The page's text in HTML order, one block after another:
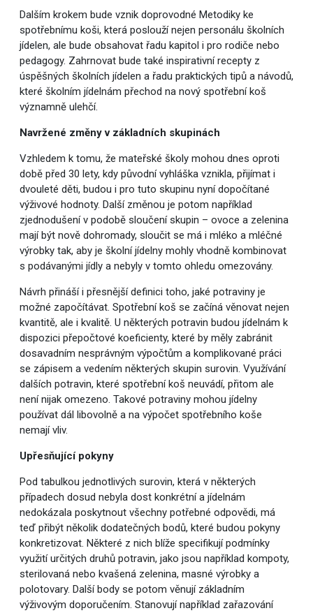
Dalším krokem bude vznik doprovodné Metodiky ke
spotřebnímu koši, která poslouží nejen personálu školních
jídelen, ale bude obsahovat řadu kapitol i pro rodiče nebo
pedagogy. Zahrnovat bude také inspirativní recepty z
úspěšných školních jídelen a řadu praktických tipů a návodů,
které školním jídelnám přechod na nový spotřební koš
významně ulehčí.
Navržené změny v základních skupinách
Vzhledem k tomu, že mateřské školy mohou dnes oproti
době před 30 lety, kdy původní vyhláška vznikla, přijímat i
dvouleté děti, budou i pro tuto skupinu nyní dopočítané
výživové hodnoty. Další změnou je potom například
zjednodušení v podobě sloučení skupin – ovoce a zelenina
mají být nově dohromady, sloučit se má i mléko a mléčné
výrobky tak, aby je školní jídelny mohly vhodně kombinovat
s podávanými jídly a nebyly v tomto ohledu omezovány.
Návrh přináší i přesnější definici toho, jaké potraviny je
možné započítávat. Spotřební koš se začíná věnovat nejen
kvantitě, ale i kvalitě. U některých potravin budou jídelnám k
dispozici přepočtové koeficienty, které by měly zabránit
dosavadním nesprávným výpočtům a komplikované práci
se zápisem a vedením některých skupin surovin. Využívání
dalších potravin, které spotřební koš neuvádí, přitom ale
není nijak omezeno. Takové potraviny mohou jídelny
používat dál libovolně a na výpočet spotřebního koše
nemají vliv.
Upřesňující pokyny
Pod tabulkou jednotlivých surovin, která v některých
případech dosud nebyla dost konkrétní a jídelnám
nedokázala poskytnout všechny potřebné odpovědi, má
teď přibýt několik dodatečných bodů, které budou pokyny
konkretizovat. Některé z nich blíže specifikují podmínky
využití určitých druhů potravin, jako jsou například kompoty,
sterilovaná nebo kvašená zelenina, masné výrobky a
polotovary. Další body se potom věnují základním
výživovým doporučením. Stanovují například zařazování